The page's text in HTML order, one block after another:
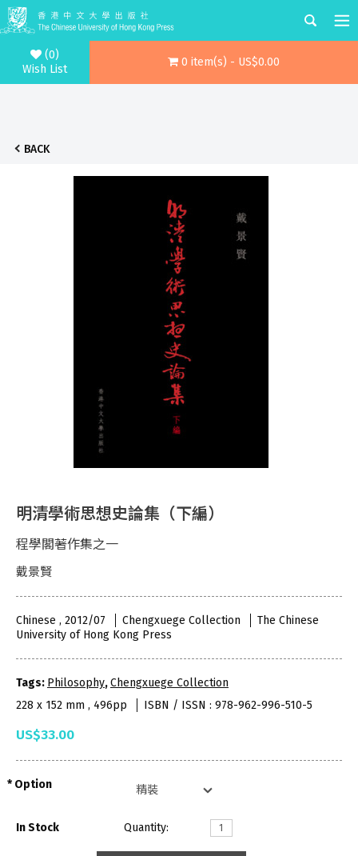
(0)
Wish List
0 item(s) - US$0.00
BACK
明清學術思想史論集（下編）
程學閣著作集之一
戴景賢
Chinese , 2012/07 Chengxuege Collection
The Chinese
University of Hong Kong Press
Tags: Philosophy,Chengxuege Collection
228 x 152 mm , 496pp
ISBN / ISSN : 978-962-996-510-5
US$33.00
Option
In Stock Quantity: